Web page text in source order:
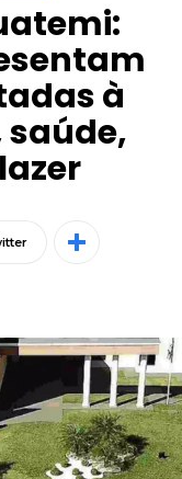
à